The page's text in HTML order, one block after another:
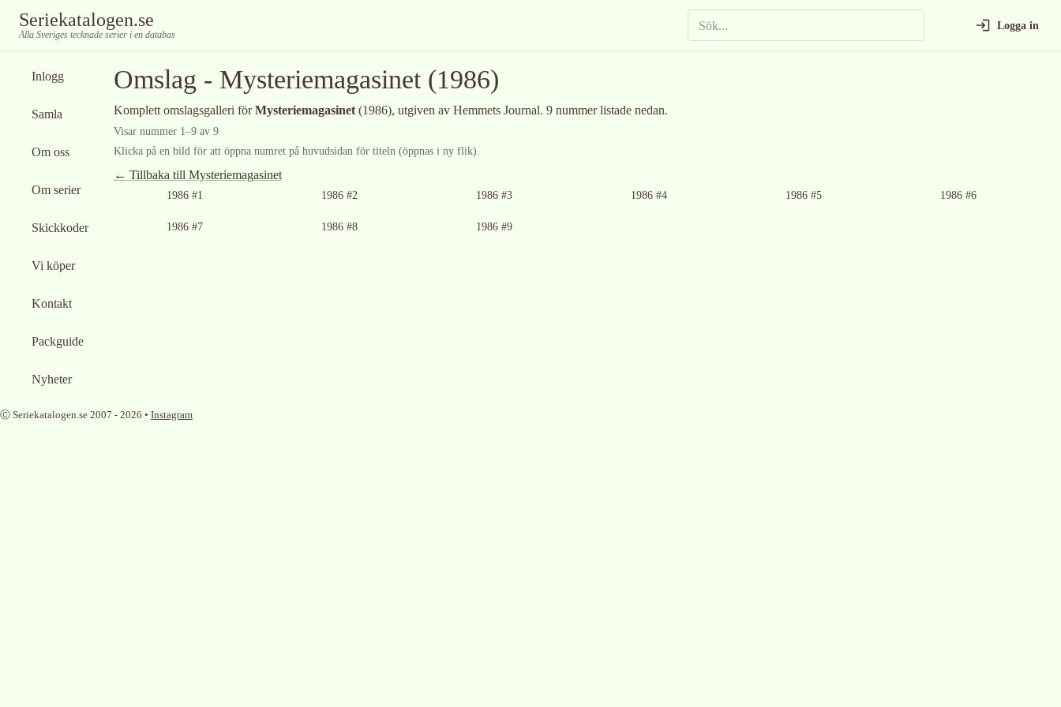
Seriekatalogen.se
Alla Sveriges tecknade serier i en databas
Logga in
Inlogg
Samla
Om oss
Om serier
Skickkoder
Vi köper
Kontakt
Packguide
Nyheter
Omslag - Mysteriemagasinet(1986)
Komplett omslagsgalleri förMysteriemagasinet (1986), utgiven av Hemmets Journal. 9 nummer listade nedan.
Visar nummer 1–9 av 9
Klicka på en bild för att öppna numret på huvudsidan för titeln (öppnas i ny flik).
← Tillbaka till Mysteriemagasinet
1986 #1 1986 #2 1986 #3 1986 #4 1986 #5 1986 #6
1986 #7 1986 #8 1986 #9
Ⓒ Seriekatalogen.se 2007 - 2026 • Instagram